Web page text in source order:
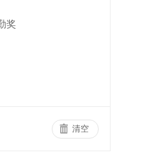
奖
清空